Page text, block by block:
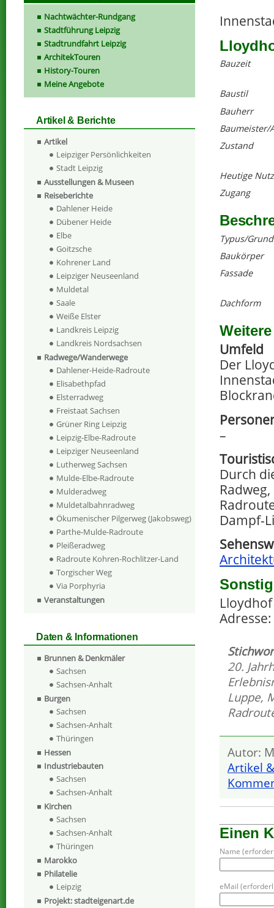
Bauzeit
Baustil
Bauherr
Baumeister/
Zustand
Heutige
Zugang
Typus/
Baukörper
Fassade
Dachform
Umfeld
Der
–
Durch
Dampf-
20.
Luppe,
Autor:
Artikel
Einen
Name
eMail
Nachtwächter-Rundgang
Stadtführung Leipzig
Stadtrundfahrt Leipzig
ArchitekTouren
History-Touren
Meine Angebote
Artikel & Berichte
Artikel
Leipziger Persönlichkeiten
Stadt Leipzig
Ausstellungen & Museen
Reiseberichte
Dahlener Heide
Dübener Heide
Elbe
Goitzsche
Kohrener Land
Leipziger Neuseenland
Muldetal
Saale
Weiße Elster
Landkreis Leipzig
Landkreis Nordsachsen
Radwege/Wanderwege
Dahlener-Heide-Radroute
Elisabethpfad
Elsterradweg
Freistaat Sachsen
Grüner Ring Leipzig
Leipzig-Elbe-Radroute
Leipziger Neuseenland
Lutherweg Sachsen
Mulde-Elbe-Radroute
Mulderadweg
Muldetalbahnradweg
Ökumenischer Pilgerweg (Jakobsweg)
Parthe-Mulde-Radroute
Pleißeradweg
Radroute Kohren-Rochlitzer-Land
Torgischer Weg
Via Porphyria
Veranstaltungen
Daten & Informationen
Brunnen & Denkmäler
Sachsen
Sachsen-Anhalt
Burgen
Sachsen
Sachsen-Anhalt
Thüringen
Hessen
Industriebauten
Sachsen
Sachsen-Anhalt
Kirchen
Sachsen
Sachsen-Anhalt
Thüringen
Marokko
Philatelie
Leipzig
Projekt: stadteigenart.de